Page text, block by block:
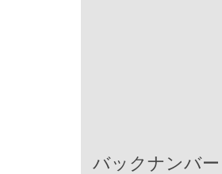
バックナンバー